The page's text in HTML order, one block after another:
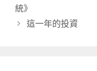
統》
這一年的投資